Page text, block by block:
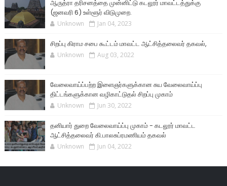
ஆருத்ரா தரிசனத்தை முன்னிட்டு கடலூர் மாவட்டத்துக்கு
(ஜனவரி 6) உள்ளூர் விடுமுறை.
Unknown Jan 04, 2023
சிறப்பு கிராம சபை கூட்டம் மாவட்ட ஆட்சித்தலைவர் தகவல்,
Unknown Aug 03, 2022
வேலைவாய்ப்பற்ற இளைஞர்களுக்கான சுய வேலைவாய்ப்பு
திட்டங்களுக்கான வழிகாட்டுதல் சிறப்பு முகாம்
Unknown Jun 30, 2022
தனியார் துறை வேலைவாய்ப்பு முகாம் - கடலூர் மாவட்ட
ஆட்சித்தலைவர் கி.பாலசுப்ரமணியம் தகவல்
Unknown Jun 04, 2022